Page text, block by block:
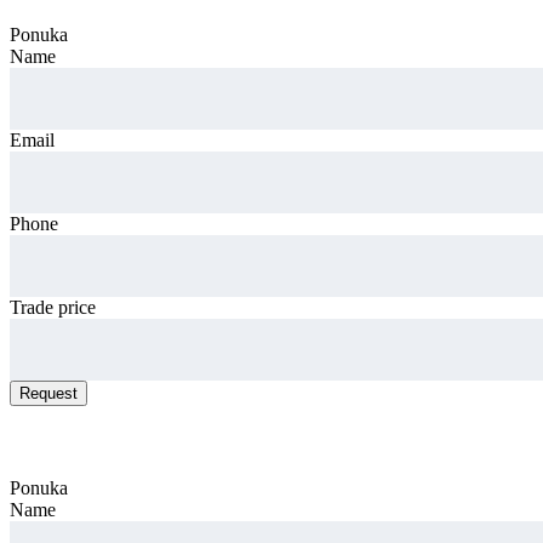
Ponuka
Name
Email
Phone
Trade price
Request
Ponuka
Name